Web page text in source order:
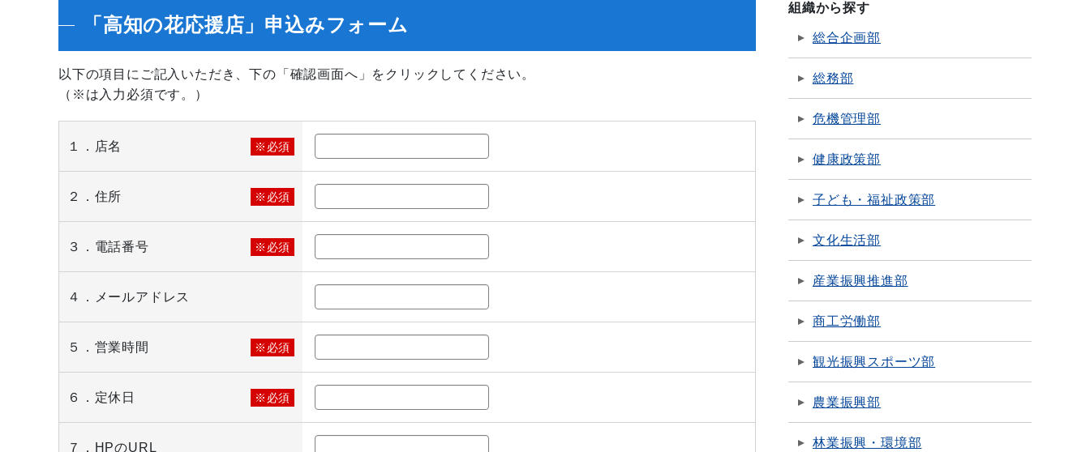
「高知の花応援店」申込みフォーム
以下の項目にご記入いただき、下の「確認画面へ」をクリックしてください。
（※は入力必須です。）
１．店名 ※必須
２．住所 ※必須
３．電話番号 ※必須
４．メールアドレス
５．営業時間 ※必須
６．定休日 ※必須
７．HPのURL
組織から探す
総合企画部
総務部
危機管理部
健康政策部
子ども・福祉政策部
文化生活部
産業振興推進部
商工労働部
観光振興スポーツ部
農業振興部
林業振興・環境部